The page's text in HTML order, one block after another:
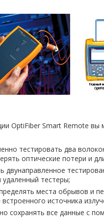
OptiFiber Smart Remote вы
тестировать два
оптические потери и
двунаправленное
удаленный тестеры;
места обрывов и
источника
сохранять все данные с